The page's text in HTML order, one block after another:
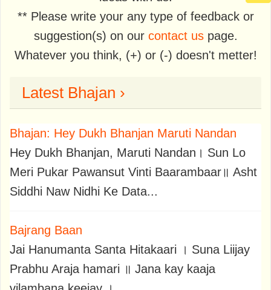
** Please write your any type of feedback or
suggestion(s) on our contact uspage.
Whatever you think, (+) or (-) doesn't metter!
Latest Bhajan ›
Bhajan: Hey Dukh Bhanjan Maruti Nandan
Hey Dukh Bhanjan, Maruti Nandan। Sun Lo
Meri Pukar Pawansut Vinti Baarambaar॥ Asht
Siddhi Naw Nidhi Ke Data...
Bajrang Baan
Jai Hanumanta Santa Hitakaari । Suna Liijay
Prabhu Araja hamari ॥ Jana kay kaaja